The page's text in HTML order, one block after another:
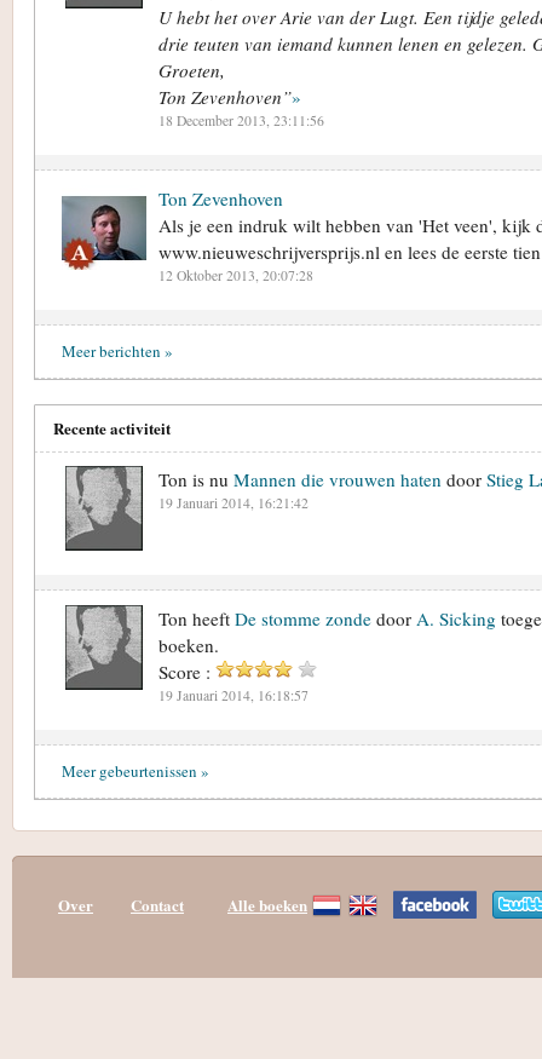
U hebt het over Arie van der Lugt. Een tijdje
drie teuten van iemand kunnen lenen en gelezen.
Groeten,
Ton Zevenhoven”»
18 December 2013, 23:11:56
Ton Zevenhoven
Als je een indruk wilt hebben van 'Het veen', kijk
www.nieuweschrijversprijs.nl en lees de eerste
12 Oktober 2013, 20:07:28
Meer berichten »
Recente activiteit
Ton is nu Mannen die vrouwen haten door Stieg
19 Januari 2014, 16:21:42
Ton heeft De stomme zonde door A. Sicking
boeken.
Score :
19 Januari 2014, 16:18:57
Meer gebeurtenissen »
Over Contact Alle boeken